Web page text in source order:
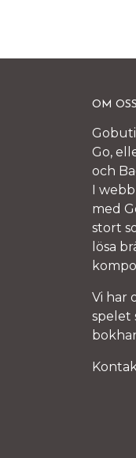
OM OSS
Go,
och
I
med
stort
lösa
Vi har
spelet